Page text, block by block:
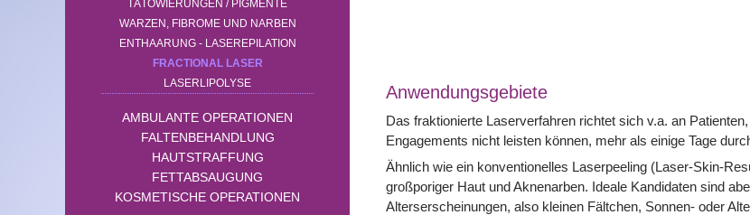
TÄTOWIERUNGEN / PIGMENTE
WARZEN, FIBROME UND NARBEN
ENTHAARUNG - LASEREPILATION
FRACTIONAL LASER
LASERLIPOLYSE
AMBULANTE OPERATIONEN
FALTENBEHANDLUNG
HAUTSTRAFFUNG
FETTABSAUGUNG
KOSMETISCHE OPERATIONEN
Anwendungsgebiete
Das fraktionierte Laserverfahren richtet sich v.a. an
Engagements nicht leisten können, mehr als einige Tage
Ähnlich wie ein konventionelles Laserpeeling (Laser-Skin-
großporiger Haut und Aknenarben. Ideale Kandidaten sind
Alterserscheinungen, also kleinen Fältchen, Sonnen- oder